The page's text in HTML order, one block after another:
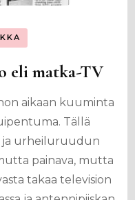
eli matka-TV
aikaan kuuminta
Tällä
ja urheiluruudun
painava, mutta
takaa television